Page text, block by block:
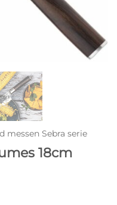
messen Sebra serie
18cm